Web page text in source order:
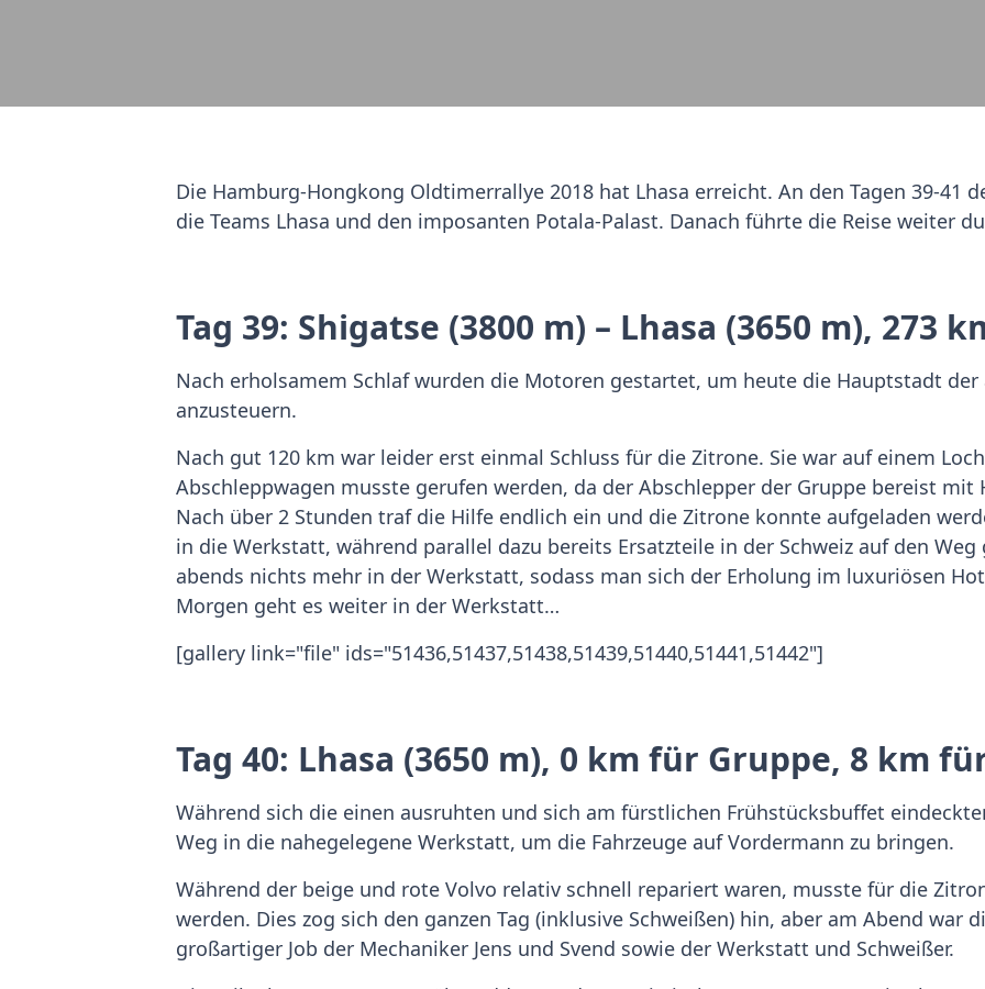
Die Hamburg-Hongkong Oldtimerrallye 2018 hat Lhasa erreicht. An den Tagen 39-41
die Teams Lhasa und den imposanten Potala-Palast. Danach führte die Reise weiter
Tag 39: Shigatse (3800 m) – Lhasa (3650 m), 273
Nach erholsamem Schlaf wurden die Motoren gestartet, um heute die Hauptstadt
anzusteuern.
Nach gut 120 km war leider erst einmal Schluss für die Zitrone. Sie war auf einem
Abschleppwagen musste gerufen werden, da der Abschlepper der Gruppe bereist mit
Nach über 2 Stunden traf die Hilfe endlich ein und die Zitrone konnte aufgeladen
in die Werkstatt, während parallel dazu bereits Ersatzteile in der Schweiz auf den
abends nichts mehr in der Werkstatt, sodass man sich der Erholung im luxuriösen
Morgen geht es weiter in der Werkstatt…
[gallery link="file" ids="51436,51437,51438,51439,51440,51441,51442"]
Tag 40: Lhasa (3650 m), 0 km für Gruppe, 8 km
Während sich die einen ausruhten und sich am fürstlichen Frühstücksbuffet
Weg in die nahegelegene Werkstatt, um die Fahrzeuge auf Vordermann zu bringen.
Während der beige und rote Volvo relativ schnell repariert waren, musste für die
werden. Dies zog sich den ganzen Tag (inklusive Schweißen) hin, aber am Abend war
großartiger Job der Mechaniker Jens und Svend sowie der Werkstatt und Schweißer.